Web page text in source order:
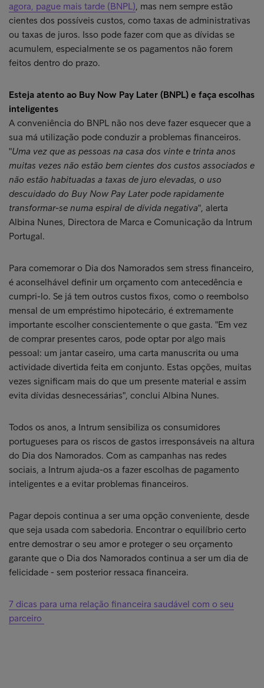
agora, pague mais tarde (BNPL), mas nem sempre estão
cientes dos possíveis custos, como taxas de administrativas
ou taxas de juros. Isso pode fazer com que as dívidas se
acumulem, especialmente se os pagamentos não forem
feitos dentro do prazo.
Esteja atento ao Buy Now Pay Later (BNPL) e faça escolhas
inteligentes
A conveniência do BNPL não nos deve fazer esquecer que a
sua má utilização pode conduzir a problemas financeiros.
"Uma vez que as pessoas na casa dos vinte e trinta anos
muitas vezes não estão bem cientes dos custos associados e
não estão habituadas a taxas de juro elevadas, o uso
descuidado do Buy Now Pay Later pode rapidamente
transformar-se numa espiral de dívida negativa", alerta
Albina Nunes, Directora de Marca e Comunicação da Intrum
Portugal.
Para comemorar o Dia dos Namorados sem stress financeiro,
é aconselhável definir um orçamento com antecedência e
cumpri-lo. Se já tem outros custos fixos, como o reembolso
mensal de um empréstimo hipotecário, é extremamente
importante escolher conscientemente o que gasta. "Em vez
de comprar presentes caros, pode optar por algo mais
pessoal: um jantar caseiro, uma carta manuscrita ou uma
actividade divertida feita em conjunto. Estas opções, muitas
vezes significam mais do que um presente material e assim
evita dívidas desnecessárias", conclui Albina Nunes.
Todos os anos, a Intrum sensibiliza os consumidores
portugueses para os riscos de gastos irresponsáveis na altura
do Dia dos Namorados. Com as campanhas nas redes
sociais, a Intrum ajuda-os a fazer escolhas de pagamento
inteligentes e a evitar problemas financeiros.
Pagar depois continua a ser uma opção conveniente, desde
que seja usada com sabedoria. Encontrar o equilíbrio certo
entre demostrar o seu amor e proteger o seu orçamento
garante que o Dia dos Namorados continua a ser um dia de
felicidade - sem posterior ressaca financeira.
7 dicas para uma relação financeira saudável com o seu
parceiro